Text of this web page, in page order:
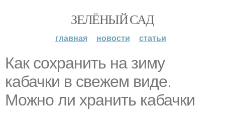
ЗЕЛЁНЫЙ САД
главная новости статьи
Как сохранить на зиму
кабачки в свежем виде.
Можно ли хранить кабачки